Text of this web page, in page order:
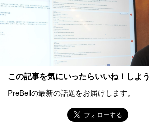
この記事を気にいったらいいね！しよう
PreBellの最新の話題をお届けします。